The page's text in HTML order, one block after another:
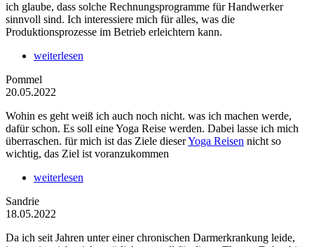
ich glaube, dass solche Rechnungsprogramme für Handwerker
sinnvoll sind. Ich interessiere mich für alles, was die
Produktionsprozesse im Betrieb erleichtern kann.
weiterlesen
Pommel
20.05.2022
Wohin es geht weiß ich auch noch nicht. was ich machen werde,
dafür schon. Es soll eine Yoga Reise werden. Dabei lasse ich mich
überraschen. für mich ist das Ziele dieserYoga Reisen nicht so
wichtig, das Ziel ist voranzukommen
weiterlesen
Sandrie
18.05.2022
Da ich seit Jahren unter einer chronischen Darmerkrankung leide,